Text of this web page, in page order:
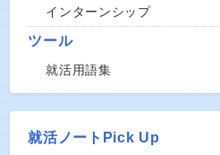
インターンシップ
ツール
就活用語集
就活ノートPick Up